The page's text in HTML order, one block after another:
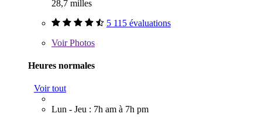
28,7 milles
5 115 évaluations
VoirPhotos
Heures normales
Voir tout
Lun - Jeu : 7h am à 7h pm